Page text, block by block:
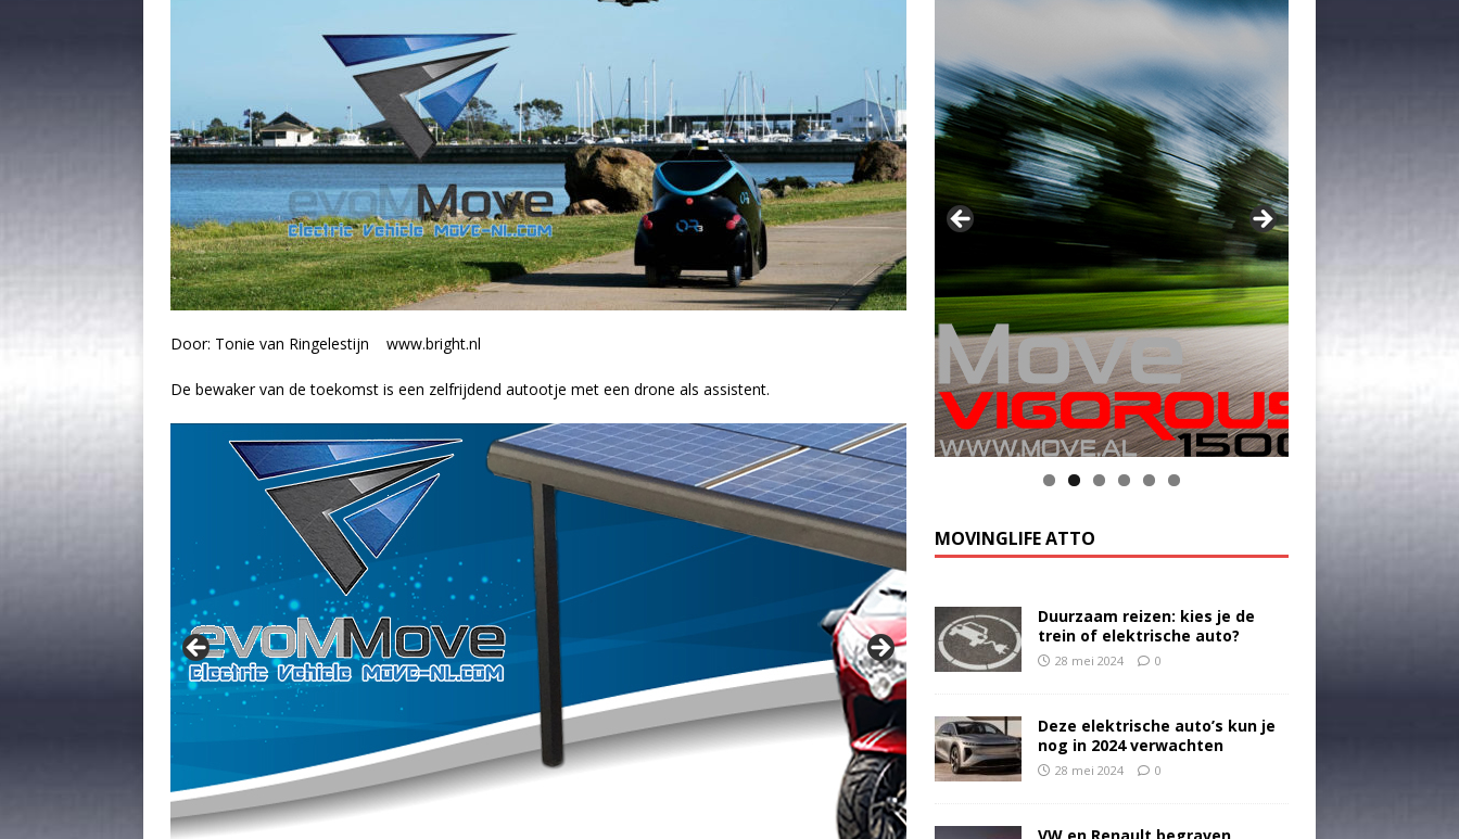
Door: Tonie van Ringelestijn www.bright.nl
De bewaker van de toekomst is een zelfrijdend autootje met een drone als assistent.
Klik op de foto voor meer informatie
MOVINGLIFE ATTO
Duurzaam reizen: kies je de
trein of elektrische auto?
28 mei 2024 0
Deze elektrische auto’s kun je
nog in 2024 verwachten
28 mei 2024 0
VW en Renault begraven